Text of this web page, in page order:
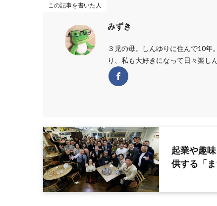
この記事を書いた人
みずき
３児の母。しんゆりに住んで10
り、私も大好きになって日々楽し
起業や趣
供する「ま